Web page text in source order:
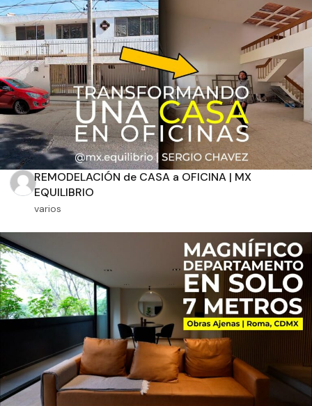
REMODELACIÓN de CASA a OFICINA | MX
EQUILIBRIO
varios
Dimensiones
m2 de construcción
m2 de terreno
Aplicar filtros